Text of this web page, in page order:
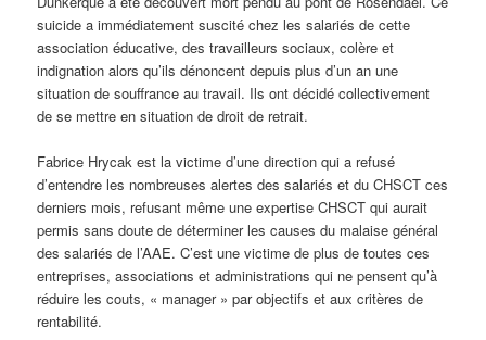
suicide a immédiatement suscité chez les salariés de cette
association éducative, des travailleurs sociaux, colère et
indignation alors qu’ils dénoncent depuis plus d’un an une
situation de souffrance au travail. Ils ont décidé collectivement
de se mettre en situation de droit de retrait.
Fabrice Hrycak est la victime d’une direction qui a refusé
d’entendre les nombreuses alertes des salariés et du CHSCT ces
derniers mois, refusant même une expertise CHSCT qui aurait
permis sans doute de déterminer les causes du malaise général
des salariés de l’AAE. C’est une victime de plus de toutes ces
entreprises, associations et administrations qui ne pensent qu’à
réduire les couts, « manager » par objectifs et aux critères de
rentabilité.